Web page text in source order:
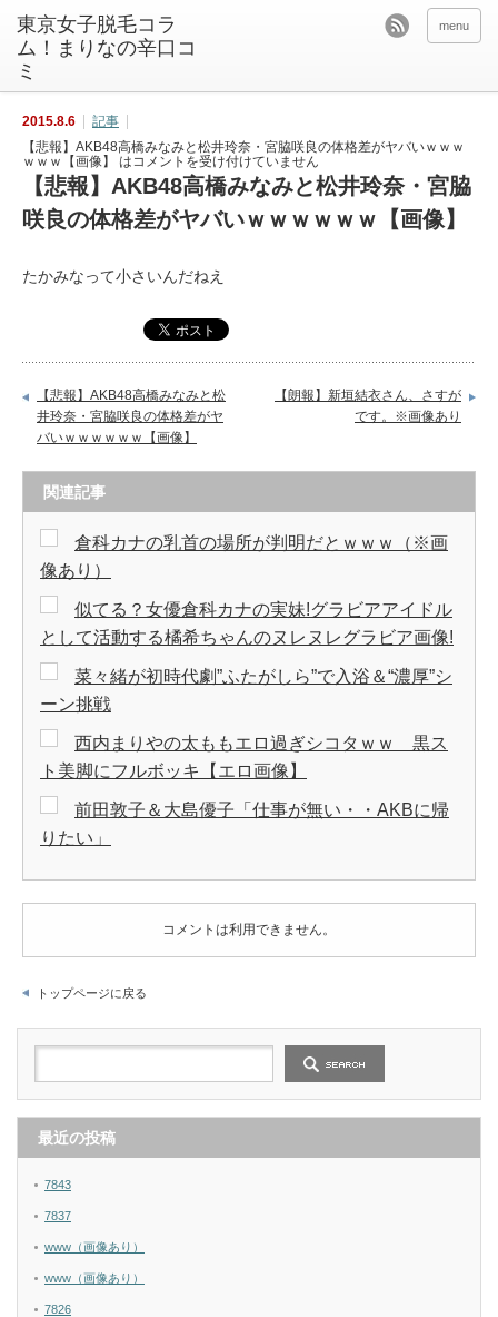
東京女子脱毛コラ
ム！まりなの辛口コ
ミ
menu
2015.8.6
記事
【悲報】AKB48高橋みなみと松井玲奈・宮脇咲良の体格差がヤバいｗｗｗ
ｗｗｗ【画像】 はコメントを受け付けていません
【悲報】AKB48高橋みなみと松井玲奈・宮脇
咲良の体格差がヤバいｗｗｗｗｗｗ【画像】
たかみなって小さいんだねえ
【悲報】AKB48高橋みなみと松
井玲奈・宮脇咲良の体格差がヤ
バいｗｗｗｗｗｗ【画像】
【朗報】新垣結衣さん、さすが
です。※画像あり
関連記事
倉科カナの乳首の場所が判明だとｗｗｗ（※画
像あり）
似てる？女優倉科カナの実妹!グラビアアイドル
として活動する橘希ちゃんのヌレヌレグラビア画像!
菜々緒が初時代劇”ふたがしら”で入浴＆“濃厚”シ
ーン挑戦
西内まりやの太ももエロ過ぎシコタｗｗ 黒ス
ト美脚にフルボッキ【エロ画像】
前田敦子＆大島優子「仕事が無い・・AKBに帰
りたい」
コメントは利用できません。
トップページに戻る
最近の投稿
7843
7837
www（画像あり）
www（画像あり）
7826